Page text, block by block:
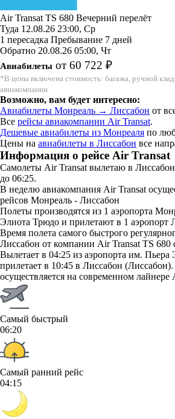
Air Transat TS 680 Вечерний перелёт
Туда 12.08.26 23:00, Ср
1 пересадка Пребывание 7 дней
Обратно 20.08.26 05:00, Чт
Авиабилеты от 60 722 ₽
*В цены включена стоимость: багажа, ручной
авиакомпании
Возможно, вам будет интересно:
Авиабилеты Монреаль → Лиссабон от
Все рейсы авиакомпании Air Transat.
Дешевые авиабилеты из Монреаля по
Цены на авиабилеты в Лиссабон все
Информация о рейсе Air Transat
Самолеты Air Transat вылетаю в
до 06:25.
В неделю авиакомпания Air Transat
рейсов Монреаль - Лиссабон
Полеты производятся из 1 аэропорта
Элиота Трюдо и прилетают в 1 аэропорт
Время полета самого быстрого
Лиссабон от компании Air Transat TS 680
Вылетает в 04:25 из аэропорта им.
прилетает в 10:45 в Лиссабон
осуществляется на современном лайнере
Самый быстрый
06:20
Самый ранний рейс
04:15